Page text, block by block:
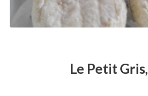
Le Petit Gris,